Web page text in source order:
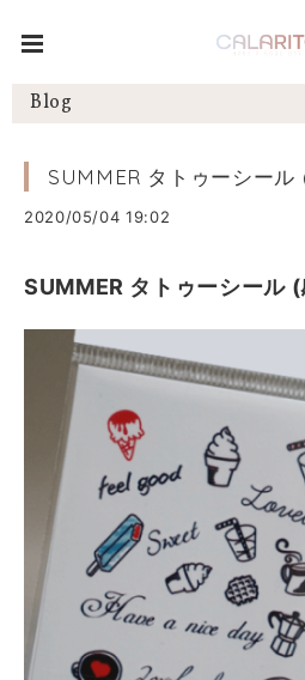
Blog
SUMMER タトゥーシール
2020/05/04 19:02
SUMMER タトゥーシール